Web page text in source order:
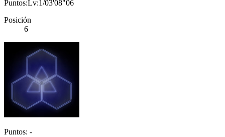
Puntos:Lv:1/03'08"06
Posición
6
Puntos: -